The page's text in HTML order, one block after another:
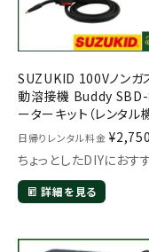
SUZUKID 100Vノンガ
動溶接機 Buddy SBD-
ーターキット（レンタル機
日帰りレンタル料金 ¥2,750
ちょっとしたDIYにおす
詳細を見る